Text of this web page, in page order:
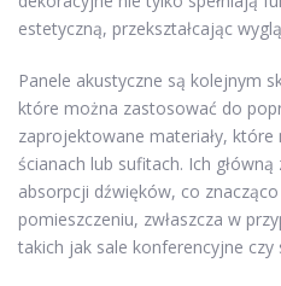
estetyczną, przekształcając
Panele akustyczne są kolejnym
które można zastosować do
zaprojektowane materiały,
ścianach lub sufitach. Ich
absorpcji dźwięków, co
pomieszczeniu, zwłaszcza w
takich jak sale konferencyjne czy